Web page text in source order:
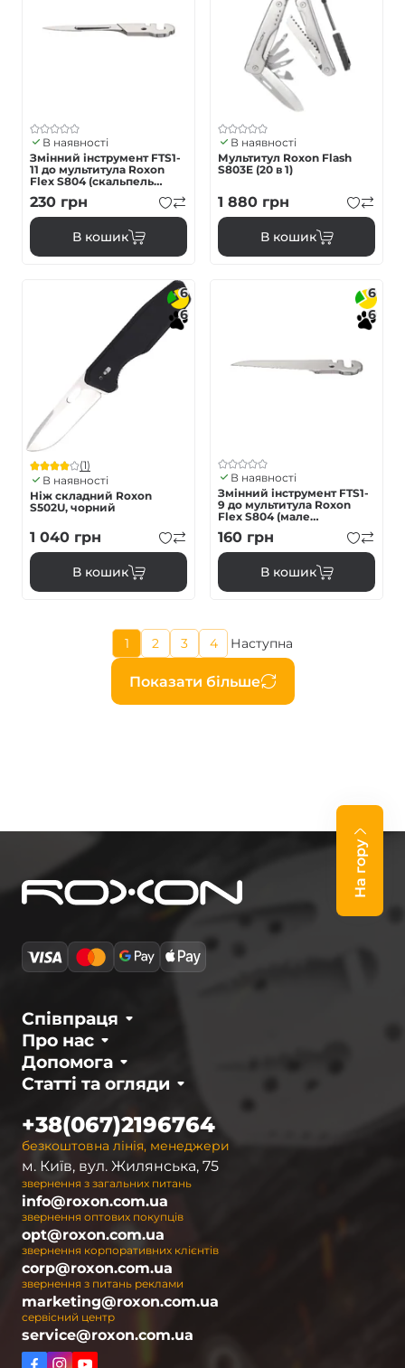
В наявності
Змінний інструмент FTS1-
11 до мультитула Roxon
Flex S804 (скальпель
малий)
230 грн
В кошик
В наявності
Мультитул Roxon Flash
S803E (20 в 1)
1 880 грн
В кошик
6
6
(1)
В наявності
Ніж складний Roxon
S502U, чорний
1 040 грн
В кошик
6
6
В наявності
Змінний інструмент FTS1-
9 до мультитула Roxon
Flex S804 (мале
серрейторне лезо)
160 грн
В кошик
Розбивка
на
сторінки
Показати більше
Поточна
сторінка
1
Page
2
Page
3
Page
4
Наступна
сторінка
Наступна
На гору
Про нас
Співпраця
Статті та огляди
Допомога
безкоштовна лінія, менеджери
+38(067)2196764
м. Київ, вул. Жилянська, 75
звернення з загальних питань
info@roxon.com.ua
звернення оптових покупців
opt@roxon.com.ua
звернення корпоративних клієнтів
corp@roxon.com.ua
звернення з питань реклами
marketing@roxon.com.ua
сервісний центр
service@roxon.com.ua